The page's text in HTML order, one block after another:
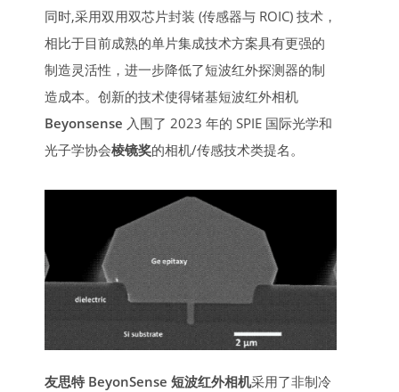
同时,采用双用双芯片封装 (传感器与 ROIC) 技术，
相比于目前成熟的单片集成技术方案具有更强的
制造灵活性，进一步降低了短波红外探测器的制
造成本。创新的技术使得锗基短波红外相机
Beyonsense 入围了 2023 年的 SPIE 国际光学和
光子学协会棱镜奖的相机/传感技术类提名。
友思特 BeyonSense 短波红外相机采用了非制冷